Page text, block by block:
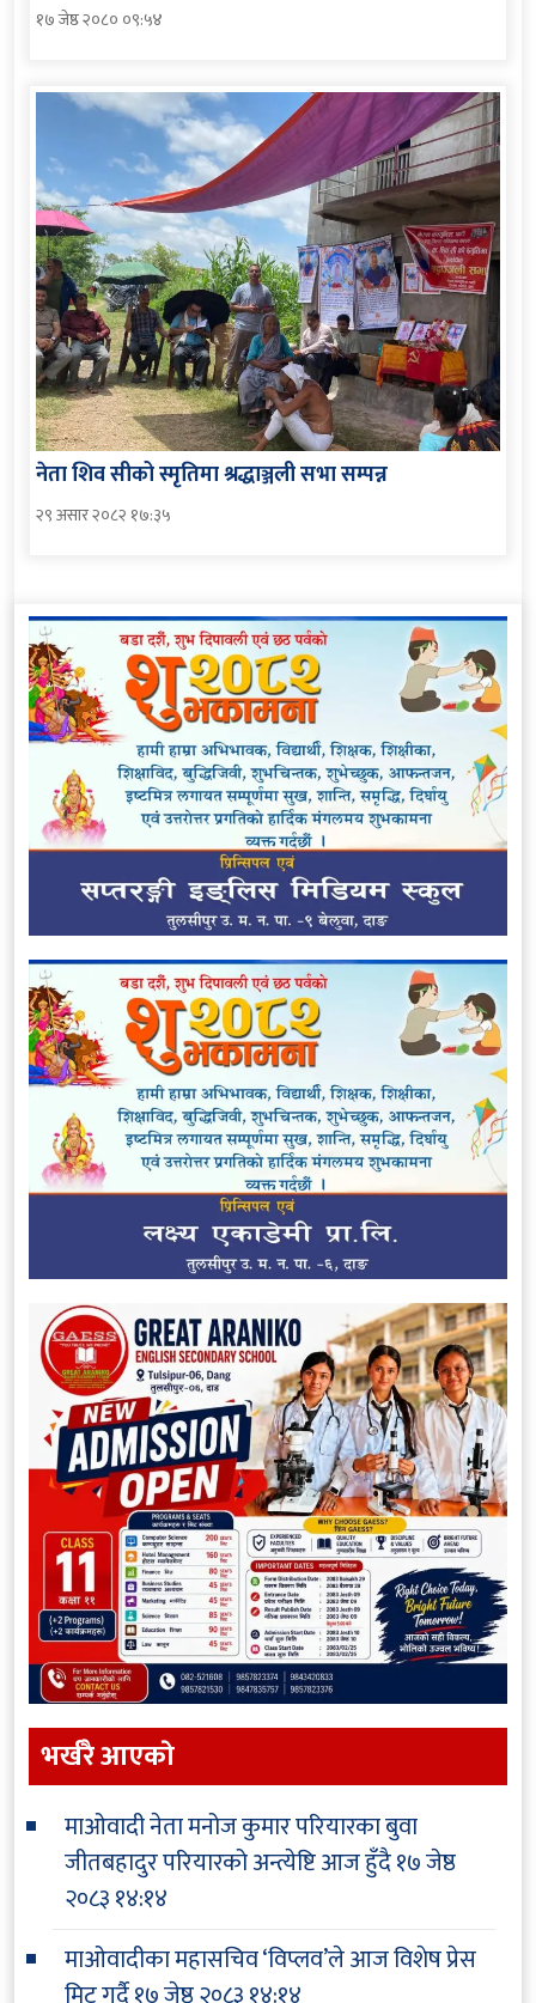
१७ जेष्ठ २०८० ०९:५४
नेता शिव सीको स्मृतिमा श्रद्धाञ्जली सभा सम्पन्न
२९ असार २०८२ १७:३५
भर्खरै आएकाे
माओवादी नेता मनोज कुमार परियारका बुवा
जीतबहादुर परियारको अन्त्येष्टि आज हुँदै१७ जेष्ठ
२०८३ १४:१४
माओवादीका महासचिव ‘विप्लव’ले आज विशेष प्रेस